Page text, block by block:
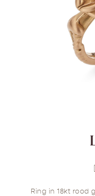
Ring in 18kt rood